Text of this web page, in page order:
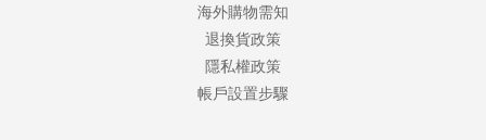
海外購物需知
退換貨政策
隱私權政策
帳戶設置步驟